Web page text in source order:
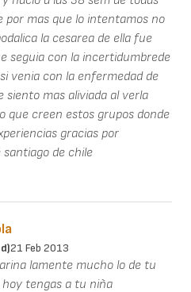
por mas que lo intentamos no
la cesarea de ella fue
seguia con la incertidumbrede
venia con la enfermedad de
mas aliviada al verla
que creen estos grupos donde
gracias por
santiago de chile
21 Feb 2013
lamente mucho lo de tu
hoy tengas a tu niña